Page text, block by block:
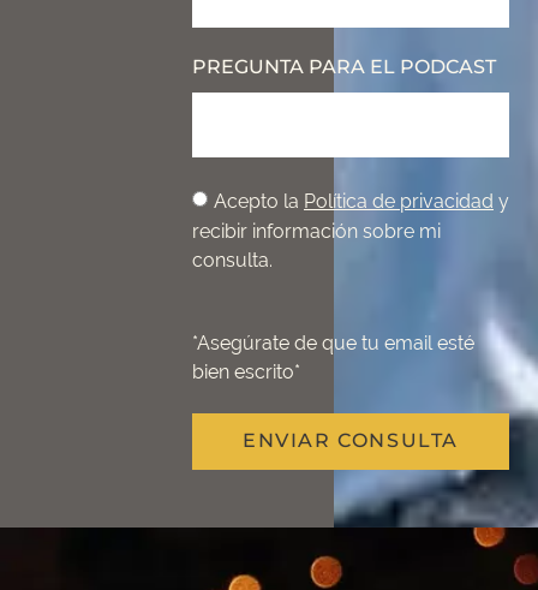
PREGUNTA PARA EL PODCAST
Acepto la Política de privacidad y
recibir información sobre mi
consulta.
*Asegúrate de que tu email esté
bien escrito*
ENVIAR CONSULTA